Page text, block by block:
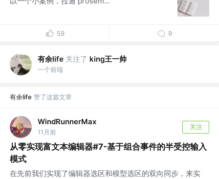
59 9
有余life 关注了 king王一帅
一个前端
有余life 赞了这篇文章
WindRunnerMax
11月前
关注
从零实现富文本编辑器#7-基于组合事件的半受控输入
模式
在先前我们实现了编辑器选区和模型选区的双向同步，来实